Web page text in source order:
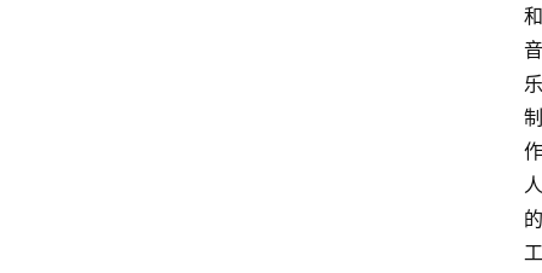
和
音
乐
制
作
人
的
工